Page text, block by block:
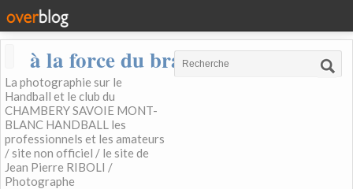
à la force du bras
La photographie sur le
Handball et le club du
CHAMBERY SAVOIE MONT-
BLANC HANDBALL les
professionnels et les amateurs
/ site non officiel / le site de
Jean Pierre RIBOLI /
Photographe